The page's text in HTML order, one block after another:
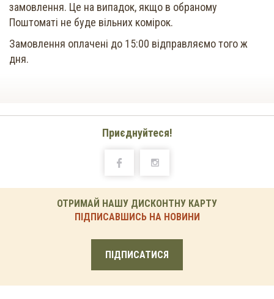
замовлення. Це на випадок, якщо в обраному
Поштоматі не буде вільних комірок.
Замовлення оплачені до 15:00 відправляємо того ж
дня.
Приєднуйтеся!
ОТРИМАЙ НАШУ ДИСКОНТНУ КАРТУ
ПІДПИСАВШИСЬ НА НОВИНИ
ПІДПИСАТИСЯ